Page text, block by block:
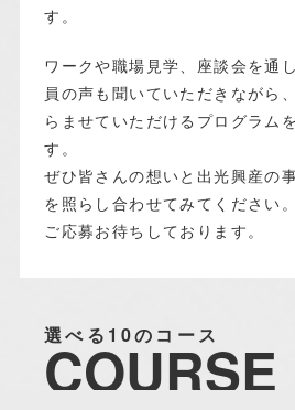
す。
ワークや職場見学、座談会を通
員の声も聞いていただきながら
らませていただけるプログラム
す。
ぜひ皆さんの想いと出光興産の
を照らし合わせてみてください。
ご応募お待ちしております。
選べる10のコース
COURSE